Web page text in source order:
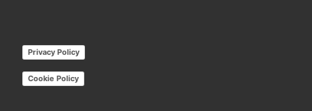
Privacy Policy
Cookie Policy